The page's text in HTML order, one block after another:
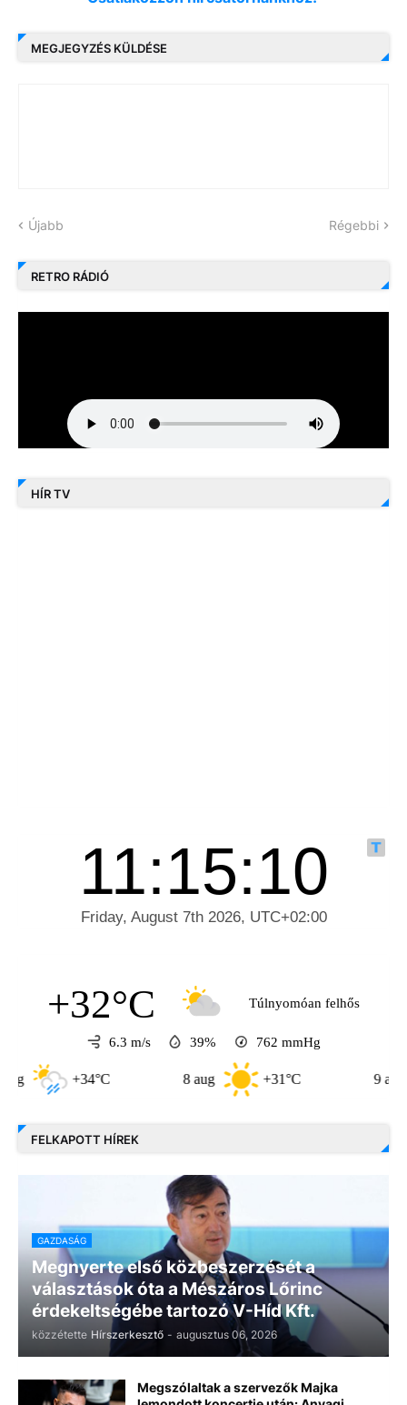
MEGJEGYZÉS KÜLDÉSE
Újabb Régebbi
RETRO RÁDIÓ
HÍR TV
+32°C Túlnyomóan felhős
6.3 m/s 39% 762 mmHg
+34°C +31°C
FELKAPOTT HÍREK
GAZDASÁG
Megnyerte első közbeszerzését a
választások óta a Mészáros Lőrinc
érdekeltségébe tartozó V-Híd Kft.
közzétette Hírszerkesztő - augusztus 06, 2026
Megszólaltak a szervezők Majka